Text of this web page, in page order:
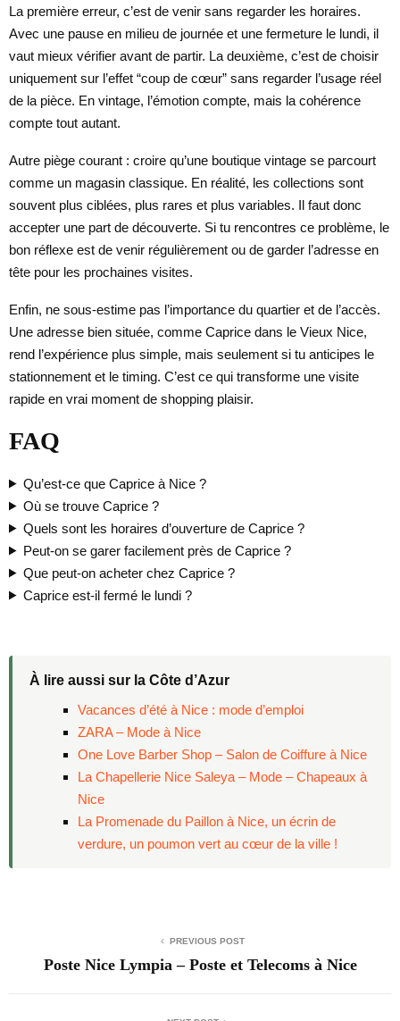
La première erreur, c’est de venir sans regarder les horaires.
Avec une pause en milieu de journée et une fermeture le lundi, il
vaut mieux vérifier avant de partir. La deuxième, c’est de choisir
uniquement sur l’effet “coup de cœur” sans regarder l’usage réel
de la pièce. En vintage, l’émotion compte, mais la cohérence
compte tout autant.
Autre piège courant : croire qu’une boutique vintage se parcourt
comme un magasin classique. En réalité, les collections sont
souvent plus ciblées, plus rares et plus variables. Il faut donc
accepter une part de découverte. Si tu rencontres ce problème, le
bon réflexe est de venir régulièrement ou de garder l’adresse en
tête pour les prochaines visites.
Enfin, ne sous-estime pas l’importance du quartier et de l’accès.
Une adresse bien située, comme Caprice dans le Vieux Nice,
rend l’expérience plus simple, mais seulement si tu anticipes le
stationnement et le timing. C’est ce qui transforme une visite
rapide en vrai moment de shopping plaisir.
FAQ
Qu’est-ce que Caprice à Nice ?
Où se trouve Caprice ?
Quels sont les horaires d’ouverture de Caprice ?
Peut-on se garer facilement près de Caprice ?
Que peut-on acheter chez Caprice ?
Caprice est-il fermé le lundi ?
À lire aussi sur la Côte d’Azur
Vacances d’été à Nice : mode d’emploi
ZARA – Mode à Nice
One Love Barber Shop – Salon de Coiffure à Nice
La Chapellerie Nice Saleya – Mode – Chapeaux à
Nice
La Promenade du Paillon à Nice, un écrin de
verdure, un poumon vert au cœur de la ville !
PREVIOUS POST
Poste Nice Lympia – Poste et Telecoms à Nice